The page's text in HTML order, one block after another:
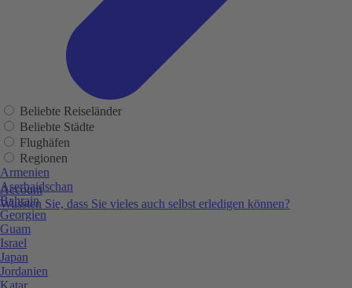
Account
Wussten Sie, dass Sie vieles auch selbst erledigen können?
Beliebte Reiseländer
Beliebte Städte
Flughäfen
Regionen
Armenien
Aserbaidschan
Bahrain
Georgien
Guam
Israel
Japan
Jordanien
Katar